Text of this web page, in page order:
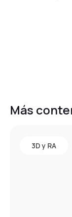
Más
3D y RA